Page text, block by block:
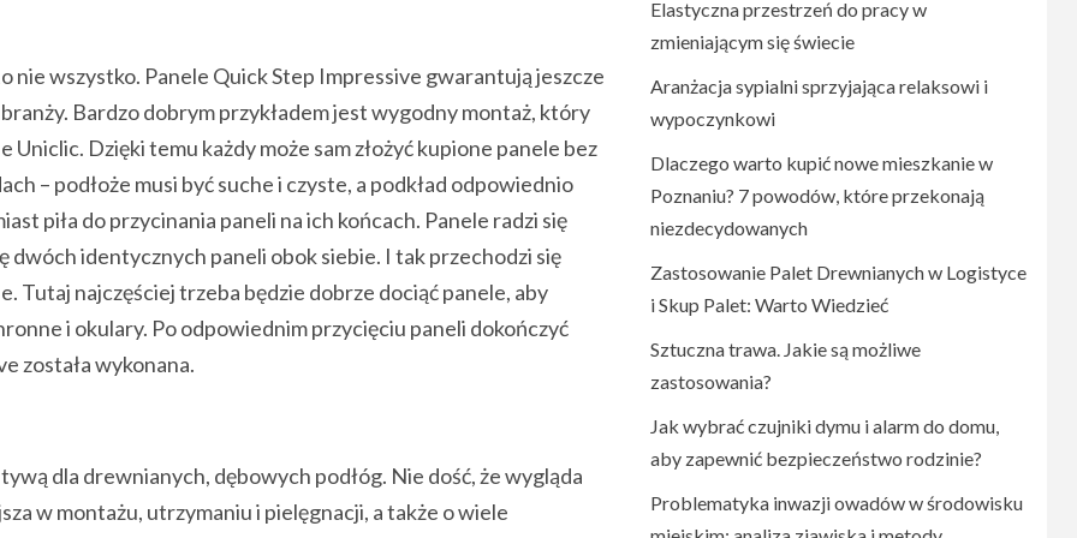
nie wszystko. Panele Quick Step Impressive gwarantują jeszcze
Bardzo dobrym przykładem jest wygodny montaż, który
Dzięki temu każdy może sam złożyć kupione panele bez
– podłoże musi być suche i czyste, a podkład odpowiednio
piła do przycinania paneli na ich końcach. Panele radzi się
dwóch identycznych paneli obok siebie. I tak przechodzi się
Tutaj najczęściej trzeba będzie dobrze dociąć panele, aby
i okulary. Po odpowiednim przycięciu paneli dokończyć
została wykonana.
dla drewnianych, dębowych podłóg. Nie dość, że wygląda
w montażu, utrzymaniu i pielęgnacji, a także o wiele
Elastyczna przestrzeń do pracy w
zmieniającym się świecie
Aranżacja sypialni sprzyjająca relaksowi i
wypoczynkowi
Dlaczego warto kupić nowe mieszkanie w
Poznaniu? 7 powodów, które przekonają
niezdecydowanych
Zastosowanie Palet Drewnianych w Logistyce
i Skup Palet: Warto Wiedzieć
Sztuczna trawa. Jakie są możliwe
zastosowania?
Jak wybrać czujniki dymu i alarm do domu,
aby zapewnić bezpieczeństwo rodzinie?
Problematyka inwazji owadów w środowisku